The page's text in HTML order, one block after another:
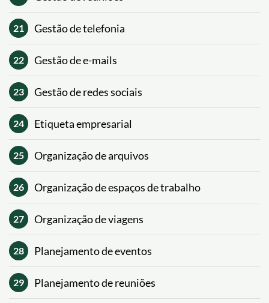
21 Gestão de telefonia
22 Gestão de e-mails
23 Gestão de redes sociais
24 Etiqueta empresarial
25 Organização de arquivos
26 Organização de espaços de trabalho
27 Organização de viagens
28 Planejamento de eventos
29 Planejamento de reuniões